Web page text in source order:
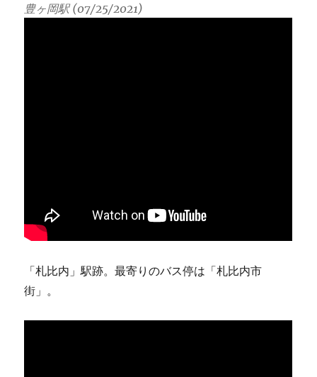
豊ヶ岡駅 (07/25/2021)
「札比内」駅跡。最寄りのバス停は「札比内市
街」。